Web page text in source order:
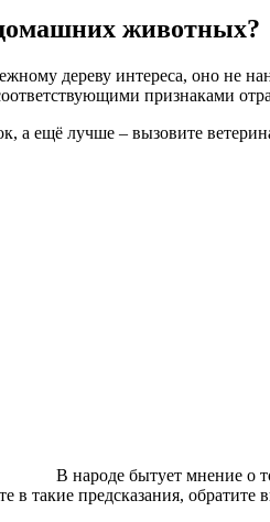
животных?
дереву интереса, оно не
признаками
а ещё лучше – вызовите
В народе бытует мнение о
в такие предсказания,